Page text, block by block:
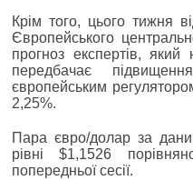
Крім того, цього тижня
Європейського
прогноз експертів,
передбачає
європейським
2,25%.
Пара євро/долар за
рівні $1,1526
попередньої сесії.